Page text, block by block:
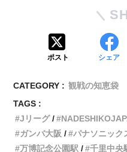
ポスト シェア
CATEGORY : 観戦の知恵袋
TAGS :
Jリーグ
ガンバ大阪
パナソニック
万博記念公園駅
千里中央